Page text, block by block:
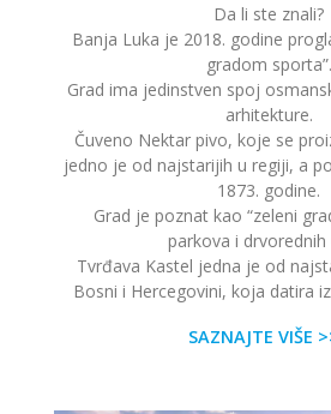
Da li ste znali?
Banja Luka je 2018. godine
gradom sporta”.
Grad ima jedinstven spoj
arhitekture.
Čuveno Nektar pivo, koje se
jedno je od najstarijih u regiji, a
1873. godine.
Grad je poznat kao “zeleni
parkova i drvorednih
Tvrđava Kastel jedna je od
Bosni i Hercegovini, koja datira
SAZNAJTE VIŠE